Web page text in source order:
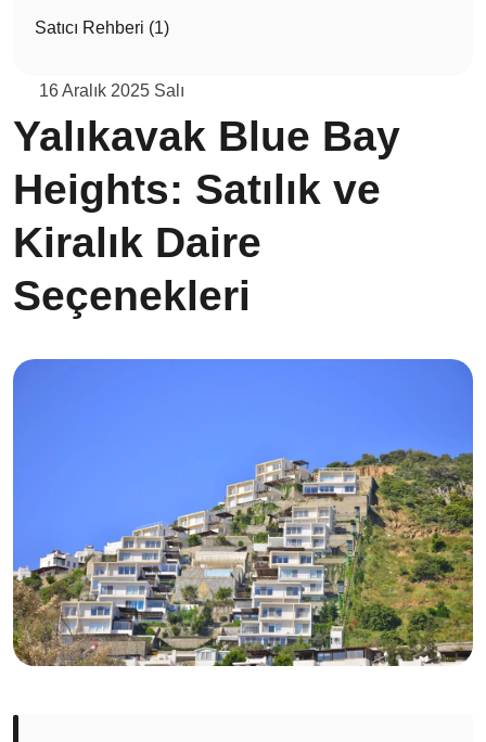
Satıcı Rehberi (1)
16 Aralık 2025 Salı
Yalıkavak Blue Bay
Heights: Satılık ve
Kiralık Daire
Seçenekleri